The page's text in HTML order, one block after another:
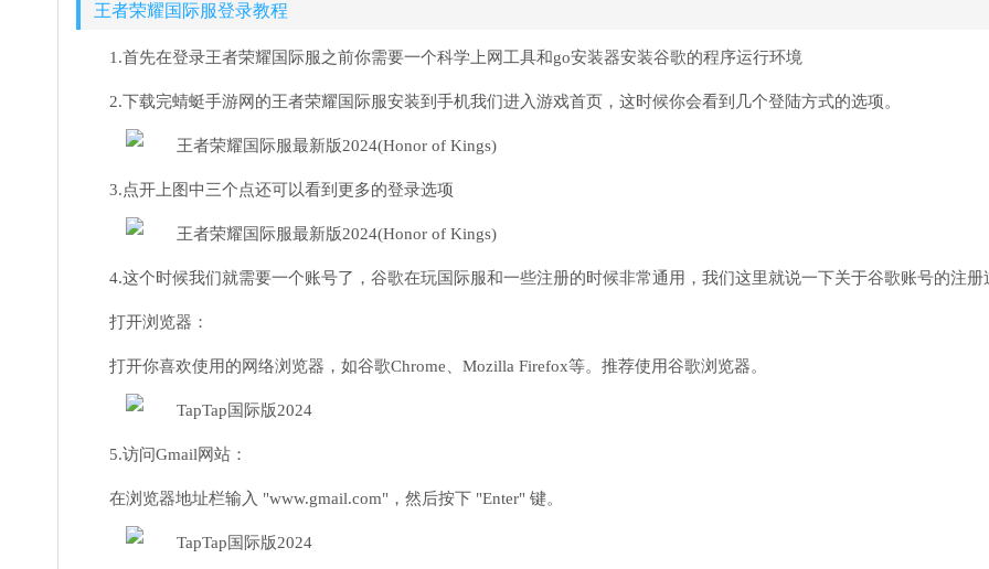
王者荣耀国际服登录教程
1.首先在登录王者荣耀国际服之前你需要一个科学上网工具和go安装器安装谷歌的程序运行环境
2.下载完蜻蜓手游网的王者荣耀国际服安装到手机我们进入游戏首页，这时候你会看到几个登陆方式的选项。
3.点开上图中三个点还可以看到更多的登录选项
4.这个时候我们就需要一个账号了，谷歌在玩国际服和一些注册的时候非常通用，我们这里就说一下关于谷歌账号的注册
打开浏览器：
打开你喜欢使用的网络浏览器，如谷歌Chrome、Mozilla Firefox等。推荐使用谷歌浏览器。
5.访问Gmail网站：
在浏览器地址栏输入 "www.gmail.com"，然后按下 "Enter" 键。